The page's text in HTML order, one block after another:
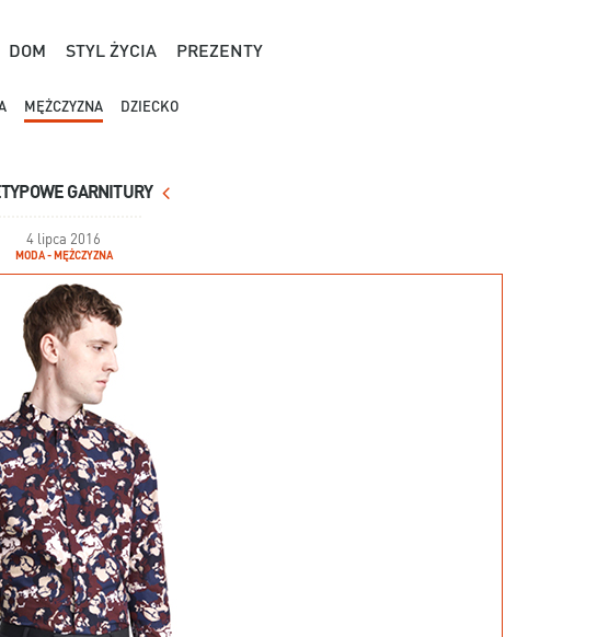
DOM STYL ŻYCIA PREZENTY
MĘŻCZYZNA DZIECKO
GARNITURY
4 lipca 2016
MODA - MĘŻCZYZNA
Dla Niej - Orsay - 119,99 zł